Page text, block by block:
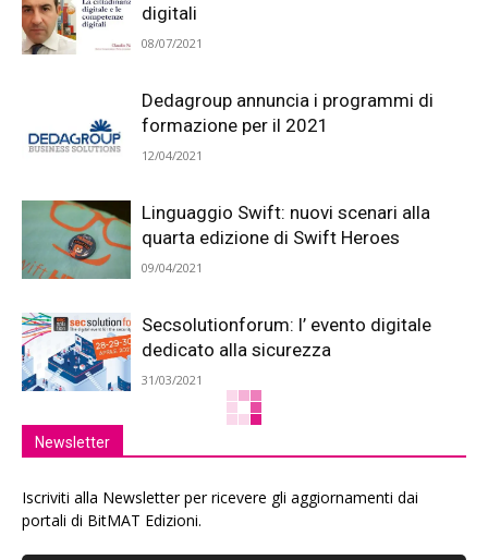
digitali
08/07/2021
Dedagroup annuncia i programmi di
formazione per il 2021
12/04/2021
Linguaggio Swift: nuovi scenari alla
quarta edizione di Swift Heroes
09/04/2021
Secsolutionforum: l’ evento digitale
dedicato alla sicurezza
31/03/2021
Newsletter
Iscriviti alla Newsletter per ricevere gli aggiornamenti dai
portali di BitMAT Edizioni.